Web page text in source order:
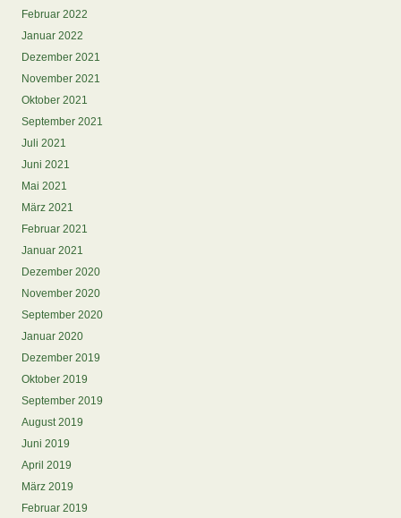
Februar 2022
Januar 2022
Dezember 2021
November 2021
Oktober 2021
September 2021
Juli 2021
Juni 2021
Mai 2021
März 2021
Februar 2021
Januar 2021
Dezember 2020
November 2020
September 2020
Januar 2020
Dezember 2019
Oktober 2019
September 2019
August 2019
Juni 2019
April 2019
März 2019
Februar 2019